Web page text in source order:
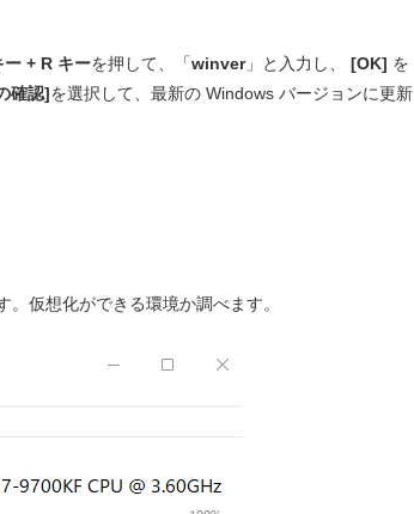
+ R キーを押して、「winver」と入力し、 [OK] を
確認]を選択して、最新の Windows バージョンに更新
仮想化ができる環境か調べます。